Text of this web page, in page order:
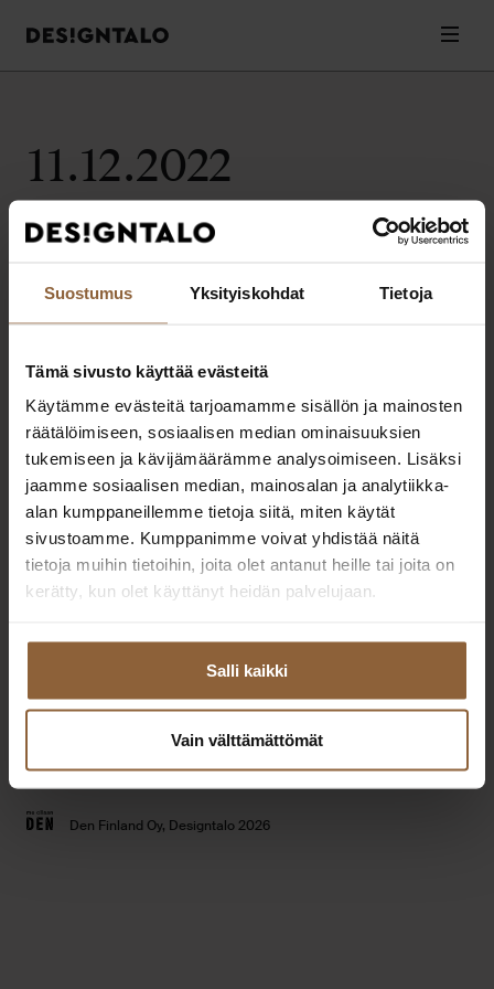
Suostumus Yksityiskohdat Tietoja
Tämä sivusto käyttää evästeitä
Käytämme evästeitä tarjoamamme sisällön ja mainosten
räätälöimiseen, sosiaalisen median ominaisuuksien
tukemiseen ja kävijämäärämme analysoimiseen. Lisäksi
jaamme sosiaalisen median, mainosalan ja analytiikka-
alan kumppaneillemme tietoja siitä, miten käytät
sivustoamme. Kumppanimme voivat yhdistää näitä
tietoja muihin tietoihin, joita olet antanut heille tai joita on
kerätty, kun olet käyttänyt heidän palvelujaan.
Salli kaikki
Vain välttämättömät
Designtalo
11.12.2022
Valitettavasti artikkeleita ei löytynyt.
Designtalo
Elämäsi parhaat ratkaisut muuttovalmiin kodin rakentamiseen.
Extranet
Extranet asiakkaille
Extranet
yhteistyökumppaneille
Usein kysytyt kysymykset
Pikalinkit
Ota yhteyttä
Toimipisteet
Tilaa esitteet
Talomallisto
Taloesittelyt
Den Finland Oy, Designtalo 2026